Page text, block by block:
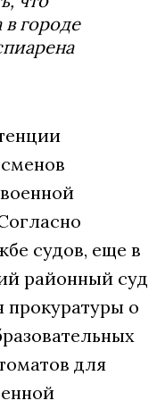
городе
судов, еще в
районный суд
прокуратуры о
для